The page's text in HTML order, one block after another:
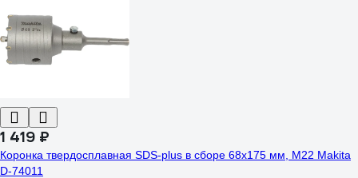
1 419 ₽
Коронка твердосплавная SDS-plus в сборе 68x175 мм, M22 Makita
D-74011